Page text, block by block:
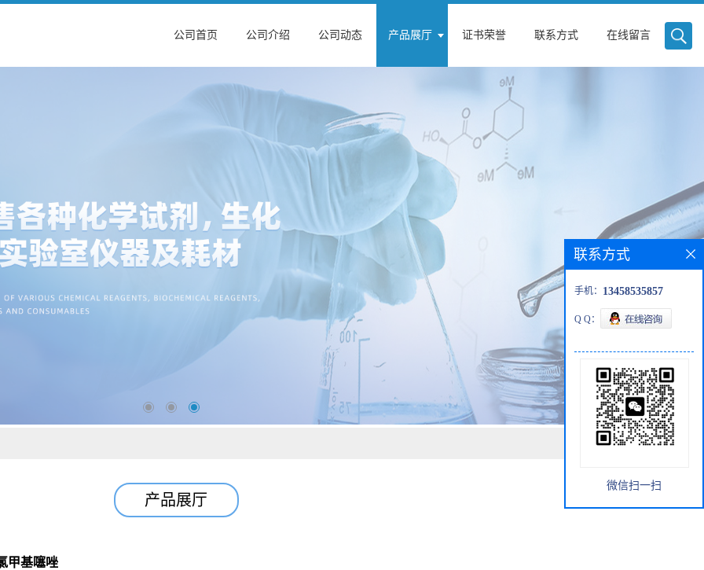
公司首页 公司介绍 公司动态 产品展厅 证书荣誉 联系方式 在线留言
产品展厅
甲基噻唑
联系方式
手机： 13458535857
Q Q：
微信扫一扫